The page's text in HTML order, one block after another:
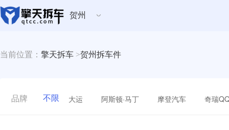
贺州
当前位置： 擎天拆车 >贺州拆车件
品牌 不限 大运 阿斯顿·马丁 摩登汽车 奇瑞